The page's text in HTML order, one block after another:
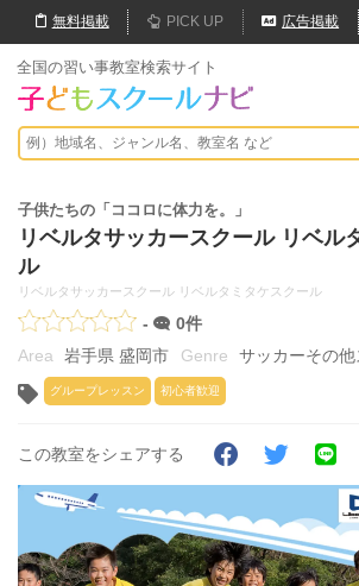
無料掲載 PICK UP 広告掲載
全国の習い事教室検索サイト
子供たちの「ココロに体力を。」
リベルタサッカースクール リベル
ル
リベルタサッカースクール リベルタミタケスクール
-
0件
岩手県 盛岡市
サッカーその
グループレッスン 初心者歓迎
この教室をシェアする